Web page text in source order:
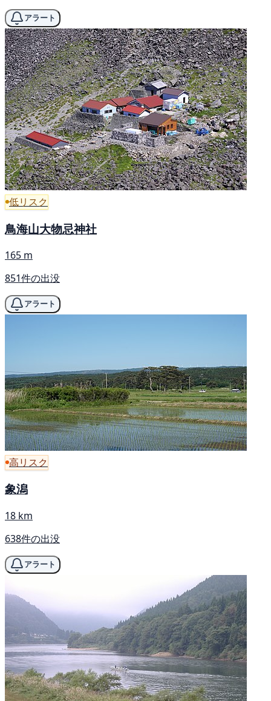
アラート
低リスク
鳥海山大物忌神社
165 m
851件の出没
アラート
高リスク
象潟
18 km
638件の出没
アラート